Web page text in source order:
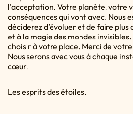
l'acceptation. Votre planète, votre
conséquences qui vont avec. Nous
déciderez d’évoluer et de faire
et à la magie des mondes
choisir à votre place. Merci de
Nous serons avec vous à chaque
cœur.
Les esprits des étoiles.